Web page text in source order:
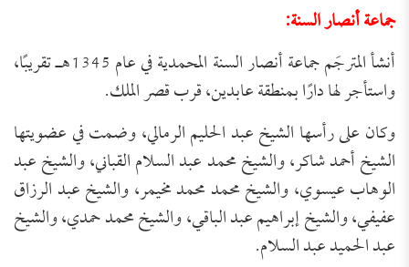
جماعة أنصار السنة:
أنشأ المترجَم جماعة أنصار السنة المحمدية في عام 1345هـ تقريبًا،
واستأجر لها دارًا بمنطقة عابدين، قرب قصر الملك.
وكان على رأسها الشيخ عبد الحليم الرمالي، وضمت في عضويتها
الشيخ أحمد شاكر، والشيخ محمد عبد السلام القباني، والشيخ عبد
الوهاب عيسوي، والشيخ محمد محمد مخيمر، والشيخ عبد الرزاق
عفيفي، والشيخ إبراهيم عبد الباقي، والشيخ محمد حمدي، والشيخ
عبد الحميد عبد السلام.